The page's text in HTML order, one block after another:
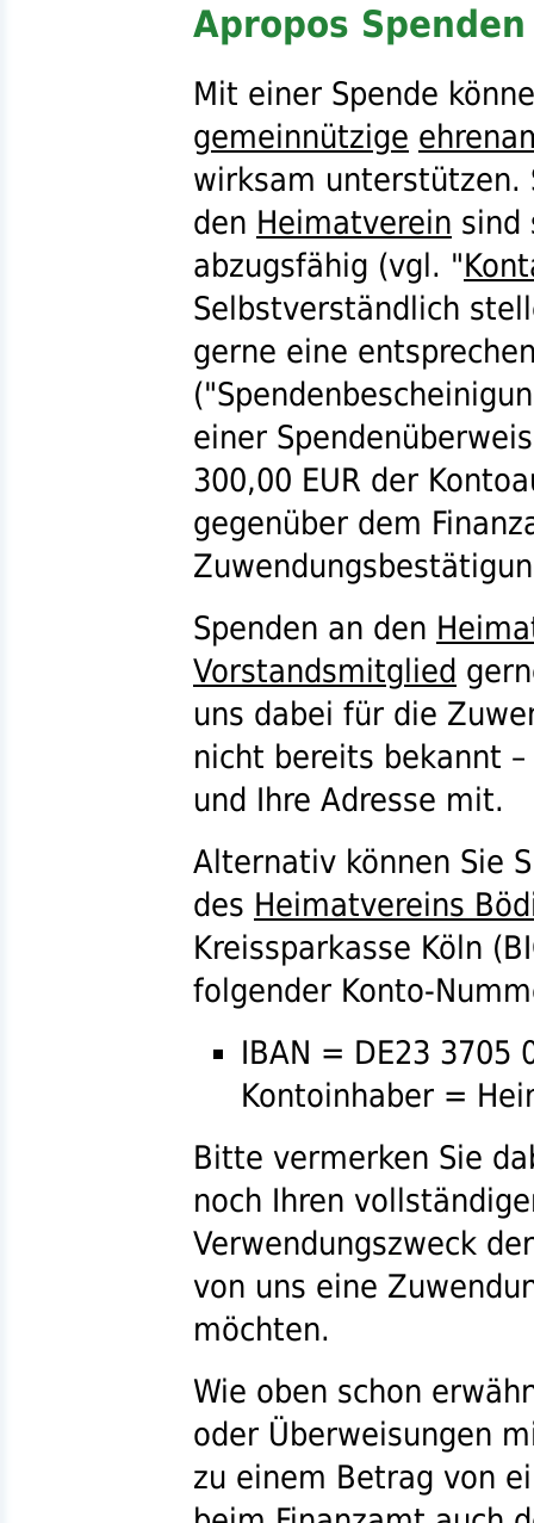
Apropos
Mit einer Spende
gemeinnützige
wirksam unterstützen.
den Heimatverein sind
abzugsfähig (vgl. "
Selbstverständlich
gerne eine
einer
300,00 EUR der
gegenüber dem
Spenden an den
Vorstandsmitglied
uns dabei für die
nicht bereits bekannt
und Ihre Adresse mit.
Alternativ können Sie
des Heimatvereins
Kreissparkasse Köln (
folgender Konto-
IBAN = DE23 3705
Kontoinhaber =
Bitte vermerken Sie
noch Ihren
Verwendungszweck
von uns eine
möchten.
Wie oben schon
oder Überweisungen
zu einem Betrag von